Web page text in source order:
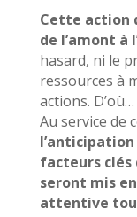
Cette action
de l’amont à
hasard, ni le
ressources à
actions. D’où…
Au service de
facteurs clés
seront mis
attentive